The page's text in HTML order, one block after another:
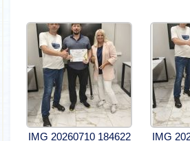
IMG 20260710 184622 IMG